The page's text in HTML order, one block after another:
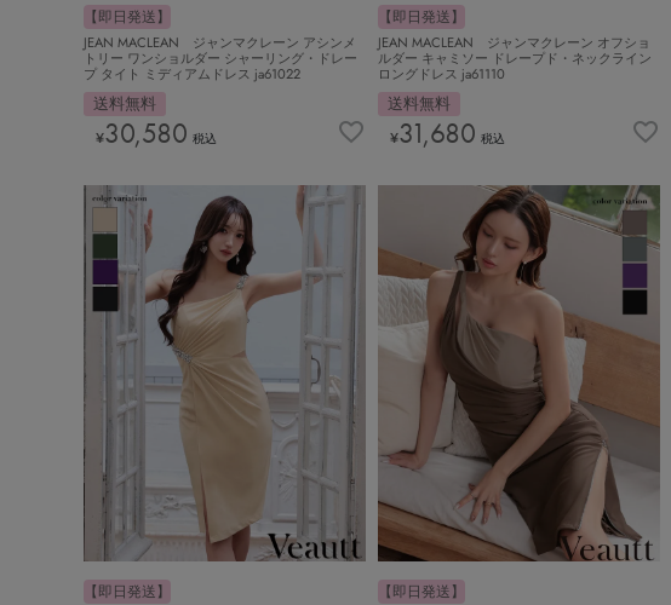
【即日発送】
JEAN MACLEAN ジャンマクレーン アシンメ
トリー ワンショルダー シャーリング・ドレー
プ タイト ミディアムドレス ja61022
送料無料
¥30,580 税込
【即日発送】
JEAN MACLEAN ジャンマクレーン オフショ
ルダー キャミソー ドレープド・ネックライン
ロングドレス ja61110
送料無料
¥31,680 税込
【即日発送】 【即日発送】